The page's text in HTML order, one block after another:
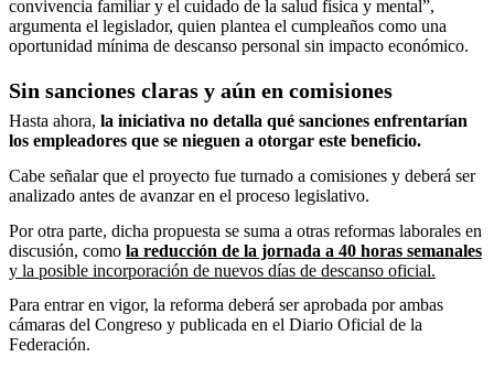
convivencia familiar y el cuidado de la salud física y mental”,
argumenta el legislador, quien plantea el cumpleaños como una
oportunidad mínima de descanso personal sin impacto económico.
Sin sanciones claras y aún en comisiones
Hasta ahora, la iniciativa no detalla qué sanciones enfrentarían
los empleadores que se nieguen a otorgar este beneficio.
Cabe señalar que el proyecto fue turnado a comisiones y deberá ser
analizado antes de avanzar en el proceso legislativo.
Por otra parte, dicha propuesta se suma a otras reformas laborales en
discusión, como la reducción de la jornada a 40 horas semanales
y la posible incorporación de nuevos días de descanso oficial.
Para entrar en vigor, la reforma deberá ser aprobada por ambas
cámaras del Congreso y publicada en el Diario Oficial de la
Federación.